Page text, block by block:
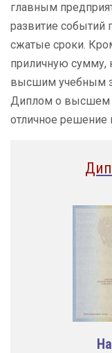
главным
развитие событий
сжатые сроки.
приличную сумму,
высшим учебным
Диплом о высшем
отличное решение